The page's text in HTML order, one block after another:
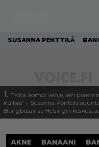
SUSANNA PENTTILÄ
1. ”Mitä isompi vehje, sen
kulkee” – Susanna Penttilä
Bangbussinsa Helsingin
AKNE BANAANI